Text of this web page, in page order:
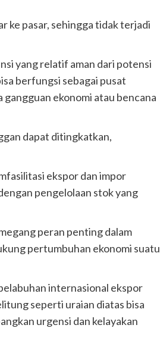
ke pasar, sehingga tidak terjadi
yang relatif aman dari potensi
berfungsi sebagai pusat
ekonomi atau bencana
dapat ditingkatkan,
ekspor dan impor
pengelolaan stok yang
peran penting dalam
pertumbuhan ekonomi suatu
internasional ekspor
seperti uraian diatas bisa
urgensi dan kelayakan